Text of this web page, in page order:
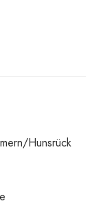
Hunsrück